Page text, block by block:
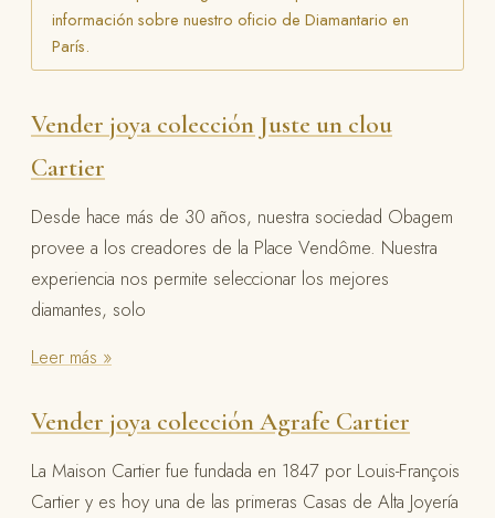
información sobre nuestro oficio de Diamantario en
París.
Vender joya colección Juste un clou
Cartier
Desde hace más de 30 años, nuestra sociedad Obagem
provee a los creadores de la Place Vendôme. Nuestra
experiencia nos permite seleccionar los mejores
diamantes, solo
Leer más »
Vender joya colección Agrafe Cartier
La Maison Cartier fue fundada en 1847 por Louis-François
Cartier y es hoy una de las primeras Casas de Alta Joyería